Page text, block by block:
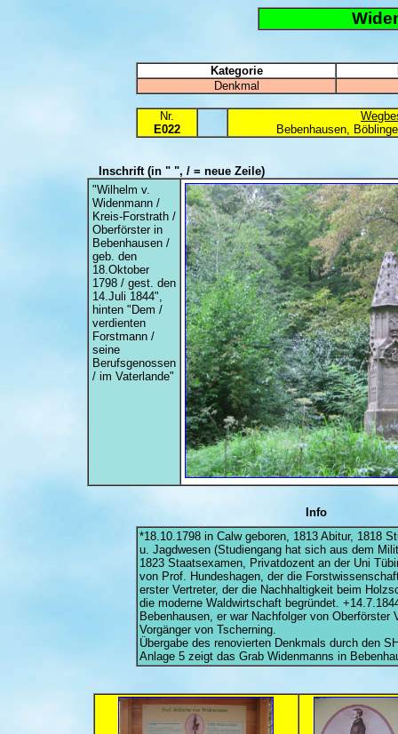
Kategorie
Denkmal
Nr.
E022
Bebenhausen,
Inschrift(in " ", / = neue Zeile)
"Wilhelm v.
Widenmann /
Kreis-Forstrath /
Oberförster in
Bebenhausen /
geb. den
18.Oktober
1798 / gest. den
14.Juli 1844",
hinten "Dem /
verdienten
Forstmann /
seine
Berufsgenossen
/ im Vaterlande"
Info
*18.10.1798 in Calw geboren, 1813 Abitur, 1818
u. Jagdwesen (Studiengang hat sich aus dem
1823 Staatsexamen, Privatdozent an der Uni
von Prof. Hundeshagen, der die
erster Vertreter, der die Nachhaltigkeit beim
die moderne Waldwirtschaft begründet.
Bebenhausen, er war Nachfolger von Oberförster
Vorgänger von Tscherning.
Übergabe des renovierten Denkmals durch den
Anlage 5 zeigt das Grab Widenmanns in